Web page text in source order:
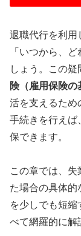
退職代行を利用
「いつから、
しょう。この疑
険（雇用保険の
活を支えるため
手続きを行えば
保できます。
この章では、
た場合の具体的
を少しでも短
べて網羅的に解